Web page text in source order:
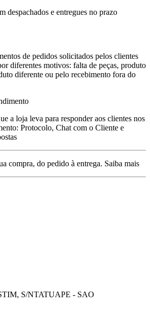
despachados e entregues no prazo
de pedidos solicitados pelos clientes
diferentes motivos: falta de peças, produto
diferente ou pelo recebimento fora do
a loja leva para responder aos clientes nos
Protocolo, Chat com o Cliente e
compra, do pedido à entrega. Saiba mais
S/NTATUAPE - SAO